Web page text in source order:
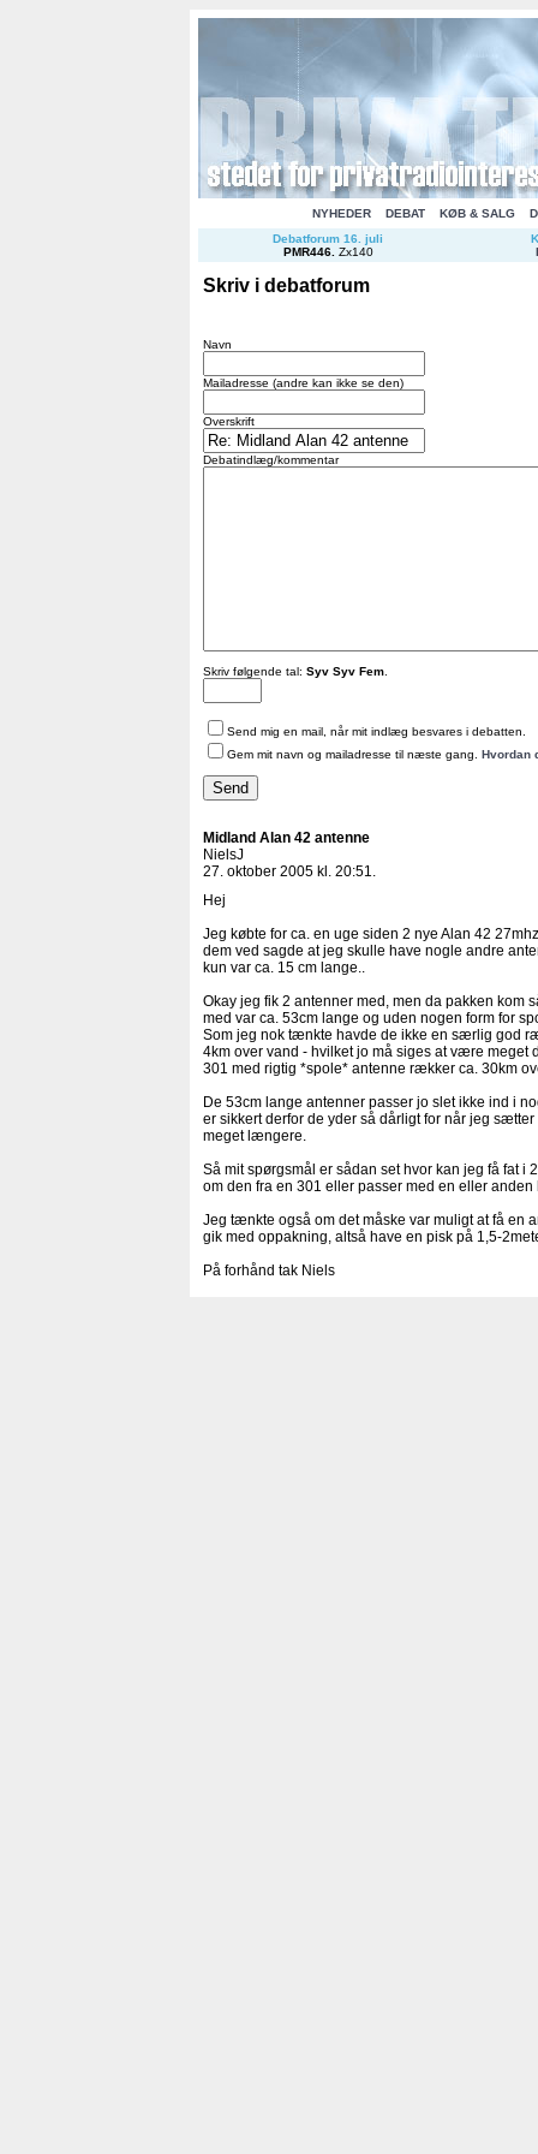
NYHEDER DEBAT KØB & SALG
Debatforum 16. juli
PMR446. Zx140
Skriv i debatforum
Navn
Mailadresse (andre kan ikke se den)
Overskrift
Debatindlæg/kommentar
Skriv følgende tal: Syv Syv Fem
Send mig en mail, når mit indlæg besvares i debatten.
Gem mit navn og mailadresse til næste gang. Hvordan
Midland Alan 42 antenne
NielsJ
27. oktober 2005 kl. 20:51.
Hej
Jeg købte for ca. en uge siden 2 nye Alan 42
dem ved sagde at jeg skulle have nogle andre
kun var ca. 15 cm lange..
Okay jeg fik 2 antenner med, men da pakken kom
med var ca. 53cm lange og uden nogen form for
Som jeg nok tænkte havde de ikke en særlig god
4km over vand - hvilket jo må siges at være meget
301 med rigtig *spole* antenne rækker ca. 30km
De 53cm lange antenner passer jo slet ikke ind i
er sikkert derfor de yder så dårligt for når jeg
meget længere.
Så mit spørgsmål er sådan set hvor kan jeg få fat i
om den fra en 301 eller passer med en eller anden
Jeg tænkte også om det måske var muligt at få en
gik med oppakning, altså have en pisk på 1,5-
På forhånd tak Niels